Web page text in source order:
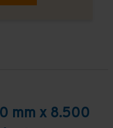
mm x 8.500